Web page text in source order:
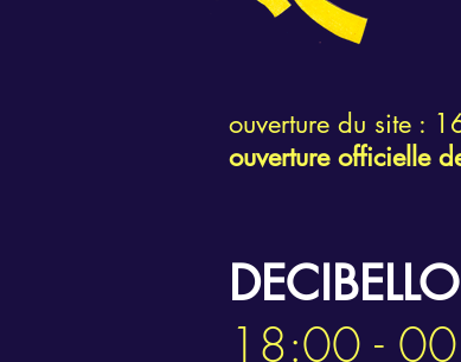
ouverture du site :
ouverture officielle
18:00 -